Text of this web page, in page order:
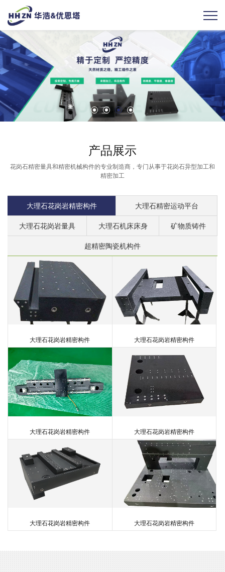
产品展示
花岗石精密量具和精密机械构件的专业制造商，专门从事于花岗石异型加工和
精密加工
大理石花岗岩精密构件 大理石精密运动平台
大理石花岗岩量具 大理石机床床身 矿物质铸件
超精密陶瓷机构件
大理石花岗岩精密构件 大理石花岗岩精密构件
大理石花岗岩精密构件 大理石花岗岩精密构件
大理石花岗岩精密构件 大理石花岗岩精密构件
大理石精密运动平台 大理石精密运动平台
大理石精密运动平台 大理石精密运动平台
大理石精密运动平台 大理石精密运动平台
大理石花岗岩量具 大理石花岗岩量具
大理石花岗岩量具
大理石机床床身 大理石机床床身
矿物质铸件 矿物质铸件
矿物质铸件 矿物质铸件
矿物质铸件 矿物质铸件
超精密陶瓷机构件 超精密陶瓷机构件
超精密陶瓷机构件 超精密陶瓷机构件
超精密陶瓷机构件 超精密陶瓷机构件